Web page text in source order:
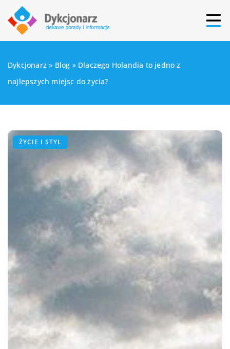
Dykcjonarz » Blog » Dlaczego Holandia to jedno z
najlepszych miejsc do życia?
ŻYCIE I STYL